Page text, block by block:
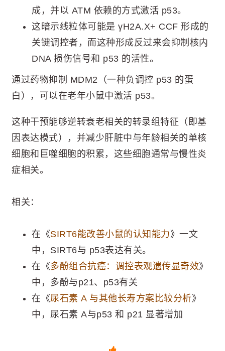
成，并以 ATM 依赖的方式激活 p53。
这暗示线粒体可能是 γH2A.X+ CCF 形成的
关键调控者，而这种形成反过来会抑制核内
DNA 损伤信号和 p53 的活性。
通过药物抑制 MDM2（一种负调控 p53 的蛋
白），可以在老年小鼠中激活 p53。
这种干预能够逆转衰老相关的转录组特征（即基
因表达模式），并减少肝脏中与年龄相关的单核
细胞和巨噬细胞的积累，这些细胞通常与慢性炎
症相关。
相关：
在《SIRT6能改善小鼠的认知能力》一文
中，SIRT6与 p53表达有关。
在《多酚组合抗癌：调控表观遗传显奇效》
中，多酚与p21、p53有关
在《尿石素 A 与其他长寿方案比较分析》
中，尿石素 A与p53 和 p21 显著增加